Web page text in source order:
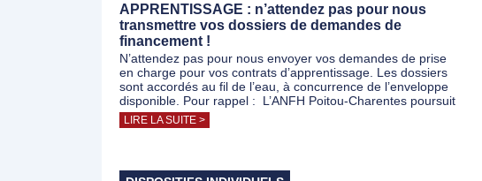
APPRENTISSAGE : n’attendez pas pour nous
transmettre vos dossiers de demandes de
financement !
N’attendez pas pour nous envoyer vos demandes de prise
en charge pour vos contrats d’apprentissage. Les dossiers
sont accordés au fil de l’eau, à concurrence de l’enveloppe
disponible. Pour rappel : L’ANFH Poitou-Charentes poursuit
LIRE LA SUITE >